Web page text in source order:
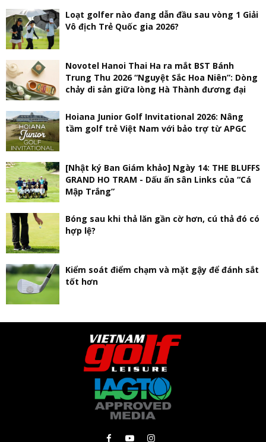
Loạt golfer nào đang dẫn đầu sau vòng 1 Giải
Vô địch Trẻ Quốc gia 2026?
Novotel Hanoi Thai Ha ra mắt BST Bánh
Trung Thu 2026 “Nguyệt Sắc Hoa Niên”: Dòng
chảy di sản giữa lòng Hà Thành đương đại
Hoiana Junior Golf Invitational 2026: Nâng
tầm golf trẻ Việt Nam với bảo trợ từ APGC
[Nhật ký Ban Giám khảo] Ngày 14: THE BLUFFS
GRAND HO TRAM - Dấu ấn sân Links của “Cá
Mập Trắng”
Bóng sau khi thả lăn gần cờ hơn, cú thả đó có
hợp lệ?
Kiểm soát điểm chạm và mặt gậy để đánh sắt
tốt hơn